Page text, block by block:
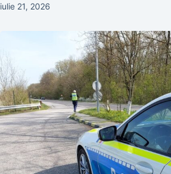
iulie 21, 2026